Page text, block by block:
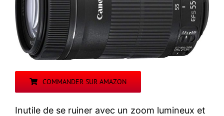
COMMANDER SUR AMAZON
Inutile de se ruiner avec un zoom lumineux et